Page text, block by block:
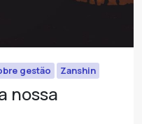
gestão Zanshin
nossa